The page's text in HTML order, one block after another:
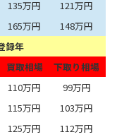
135万円
121万円
165万円
148万円
録年
買取相場
下取り相場
110万円
99万円
115万円
103万円
125万円
112万円